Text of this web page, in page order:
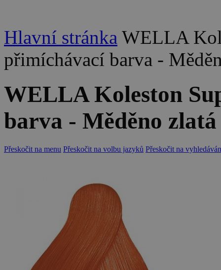
Hlavní stránka WELLA
přimíchávací barva -
WELLA Koleston
barva - Měděno zlatá
Přeskočit na menu Přeskočit na volbu jazyků Přeskočit na